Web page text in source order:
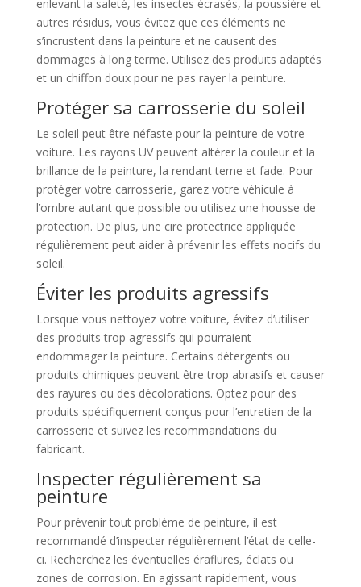
enlevant la saleté, les insectes écrasés, la poussière et
autres résidus, vous évitez que ces éléments ne
s’incrustent dans la peinture et ne causent des
dommages à long terme. Utilisez des produits adaptés
et un chiffon doux pour ne pas rayer la peinture.
Protéger sa carrosserie du soleil
Le soleil peut être néfaste pour la peinture de votre
voiture. Les rayons UV peuvent altérer la couleur et la
brillance de la peinture, la rendant terne et fade. Pour
protéger votre carrosserie, garez votre véhicule à
l’ombre autant que possible ou utilisez une housse de
protection. De plus, une cire protectrice appliquée
régulièrement peut aider à prévenir les effets nocifs du
soleil.
Éviter les produits agressifs
Lorsque vous nettoyez votre voiture, évitez d’utiliser
des produits trop agressifs qui pourraient
endommager la peinture. Certains détergents ou
produits chimiques peuvent être trop abrasifs et causer
des rayures ou des décolorations. Optez pour des
produits spécifiquement conçus pour l’entretien de la
carrosserie et suivez les recommandations du
fabricant.
Inspecter régulièrement sa
peinture
Pour prévenir tout problème de peinture, il est
recommandé d’inspecter régulièrement l’état de celle-
ci. Recherchez les éventuelles éraflures, éclats ou
zones de corrosion. En agissant rapidement, vous